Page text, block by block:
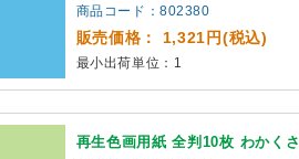
商品コード：802380
販売価格： 1,321円(税込)
最小出荷単位：1
再生色画用紙 全判10枚 わかくさ